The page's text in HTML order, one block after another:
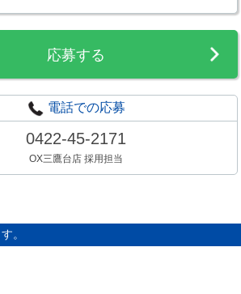
応募する
電話での応募
0422-45-2171
OX三鷹台店 採用担当
。